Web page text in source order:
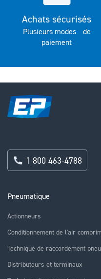
Achats sécurisés
Plusieurs modes de
paiement
Pneumatique
Actionneurs
Conditionnement de l'air
Technique de raccordement
Distributeurs et terminaux
1 800 463-4788